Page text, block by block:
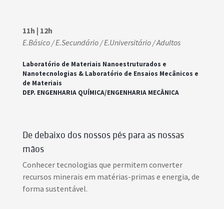
11h | 12h
E.Básico / E.Secundário / E.Universitário / Adultos
Laboratório de Materiais Nanoestruturados e
Nanotecnologias & Laboratório de Ensaios Mecânicos e
de Materiais
DEP. ENGENHARIA QUÍMICA/ENGENHARIA MECÂNICA
De debaixo dos nossos pés para as nossas
mãos
Conhecer tecnologias que permitem converter
recursos minerais em matérias-primas e energia, de
forma sustentável.